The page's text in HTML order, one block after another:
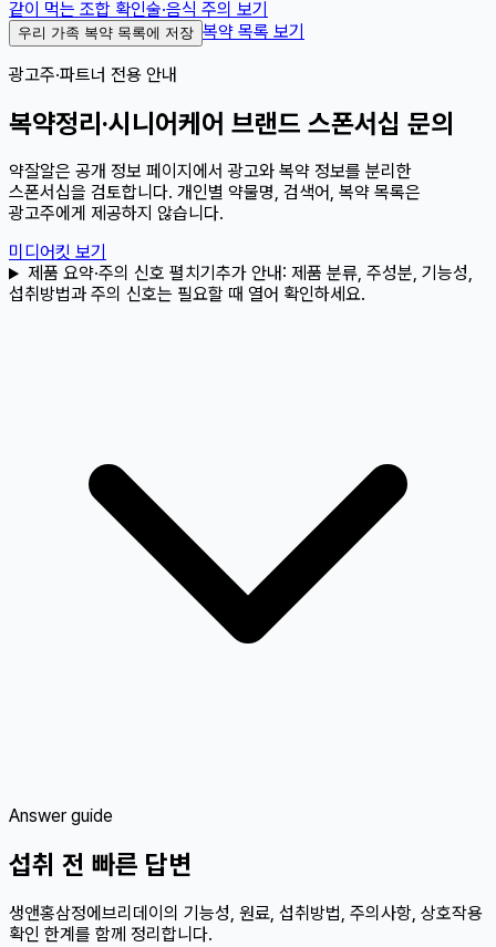
같이 먹는 조합 확인술·음식 주의 보기
우리 가족 복약 목록에 저장 복약 목록 보기
광고주·파트너 전용 안내
복약정리·시니어케어 브랜드 스폰서십 문의
약잘알은 공개 정보 페이지에서 광고와 복약 정보를 분리한
스폰서십을 검토합니다. 개인별 약물명, 검색어, 복약 목록은
광고주에게 제공하지 않습니다.
미디어킷 보기
제품 요약·주의 신호 펼치기 추가 안내: 제품 분류, 주성분, 기능성,
섭취방법과 주의 신호는 필요할 때 열어 확인하세요.
Answer guide
섭취 전 빠른 답변
생앤홍삼정에브리데이의 기능성, 원료, 섭취방법, 주의사항, 상호작용
확인 한계를 함께 정리합니다.